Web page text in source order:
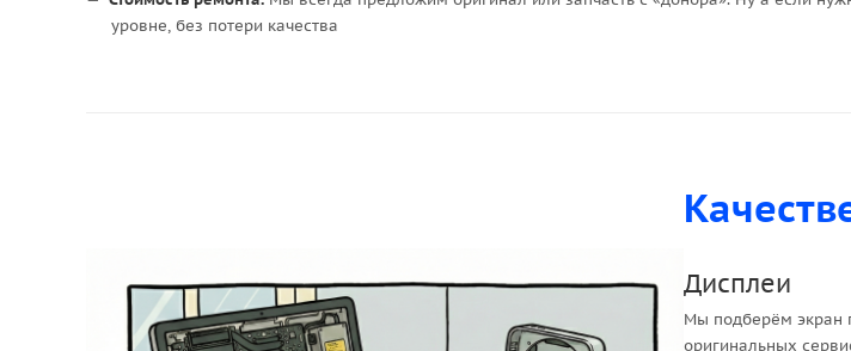
уровне, без потери качества
Дисплеи
Мы подберём экран
оригинальных